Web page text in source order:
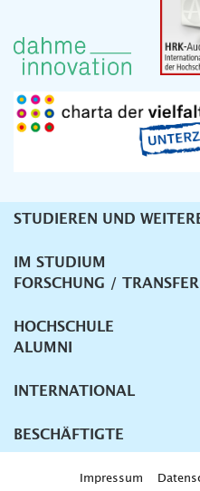
Unternavigation
STUDIEREN UND
IM STUDIUM
FORSCHUNG / TRANSFER
HOCHSCHULE
ALUMNI
INTERNATIONAL
BESCHÄFTIGTE
Impressum